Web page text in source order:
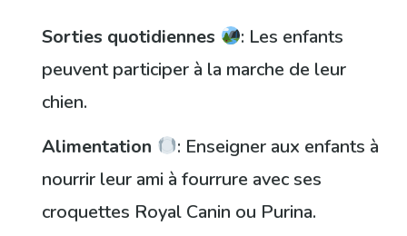
Sorties quotidiennes
: Les enfants
peuvent participer à la marche de leur
chien.
Alimentation
: Enseigner aux enfants à
nourrir leur ami à fourrure avec ses
croquettes Royal Canin ou Purina.